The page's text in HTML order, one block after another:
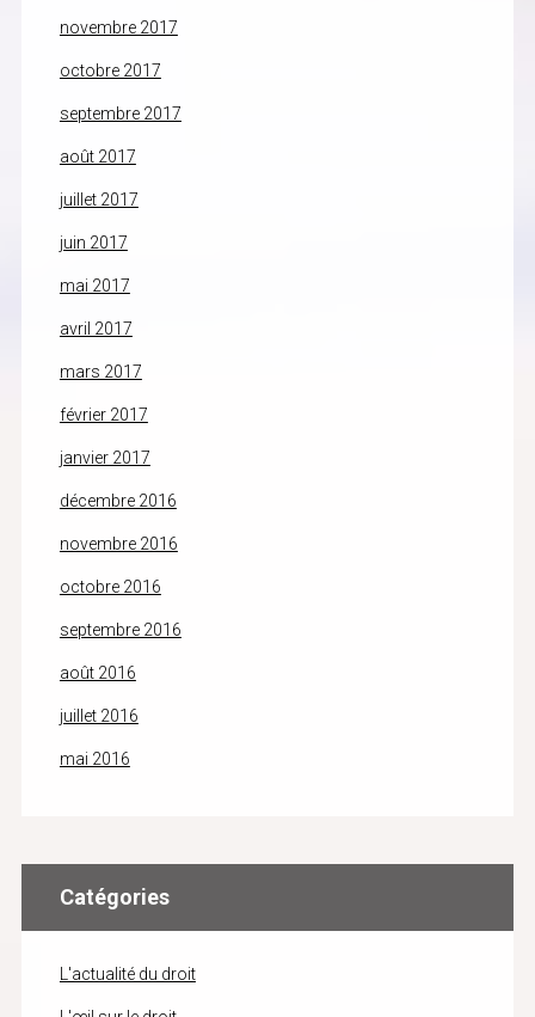
novembre 2017
octobre 2017
septembre 2017
août 2017
juillet 2017
juin 2017
mai 2017
avril 2017
mars 2017
février 2017
janvier 2017
décembre 2016
novembre 2016
octobre 2016
septembre 2016
août 2016
juillet 2016
mai 2016
Catégories
L'actualité du droit